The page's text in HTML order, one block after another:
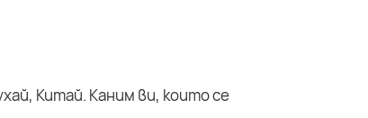
Китай. Каним ви, които се